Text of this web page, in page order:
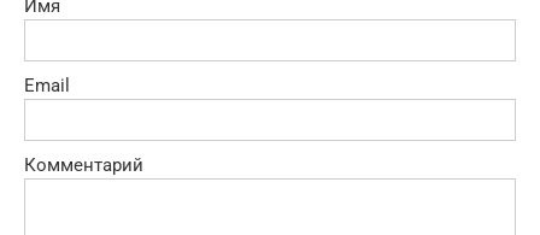
Имя
Email
Комментарий